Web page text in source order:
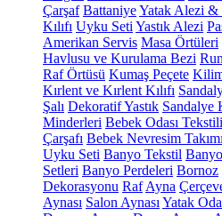
Çarşaf BattaniyeYatak Alezi &
Kılıfı Uyku Seti Yastık Alezi
Amerikan Servis Masa Örtüleri
Havlusu ve Kurulama Bezi
Raf Örtüsü Kumaş Peçete
Kırlent ve Kırlent Kılıfı
Şalı Dekoratif Yastık Sandalye
Minderleri Bebek Odası Tekstili
Çarşafı Bebek Nevresim Takımı
Uyku Seti Banyo Tekstil
Setleri Banyo Perdeleri Bornoz
Dekorasyonu Raf Ayna
Aynası Salon Aynası Yatak